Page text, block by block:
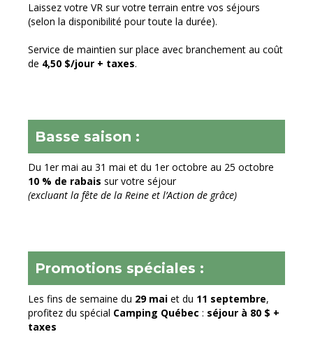
Laissez votre VR sur votre terrain entre vos séjours
(selon la disponibilité pour toute la durée).
Service de maintien sur place avec branchement au coût
de 4,50 $/jour + taxes.
Basse saison :
Du 1er mai au 31 mai et du 1er octobre au 25 octobre
10 % de rabais sur votre séjour
(excluant la fête de la Reine et l’Action de grâce)
Promotions spéciales :
Les fins de semaine du 29 mai et du 11 septembre,
profitez du spécial Camping Québec : séjour à 80 $ +
taxes